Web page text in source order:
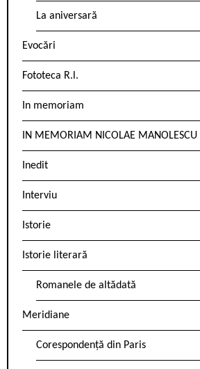
La aniversară
Evocări
Fototeca R.l.
In memoriam
IN MEMORIAM NICOLAE MANOLESCU
Inedit
Interviu
Istorie
Istorie literară
Romanele de altădată
Meridiane
Corespondență din Paris